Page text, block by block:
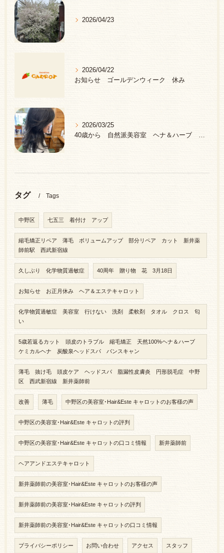
2026/04/23
2026/04/22
お知らせ ゴールデンウィーク 休み
2026/03/25
40歳から 自然派美容室 ヘナ＆ハーブ 中野区 新井薬師前駅
タグ Tags
中野区 七五三 着付け アップ
縮毛矯正リペア 薄毛 ボリュームアップ 部分リペア カット 新井薬
師前駅 西武新宿線
久しぶり 化学物質過敏症 40周年 贈り物 花 3月18日
お知らせ お正月休み ヘア＆エステキャロット
化学物質過敏症 美容室 行けない 洗剤 柔軟剤 タオル クロス 匂
い
5歳若返るカット 頭皮のトラブル 縮毛矯正 天然100%ヘナ＆ハーブ
ケミカルヘナ 炭酸泉ヘッドスパ バンスキャン
薄毛 抜け毛 頭皮ケア ヘッドスパ 脂漏性皮膚炎 円形脱毛症 中野
区 西武新宿線 新井薬師前
改善 薄毛 中野区の美容室･Hair&Este キャロットのお客様の声
中野区の美容室･Hair&Este キャロットの評判
中野区の美容室･Hair&Este キャロットの口コミ情報 新井薬師前
ヘアアンドエステキャロット
新井薬師前の美容室･Hair&Este キャロットのお客様の声
新井薬師前の美容室･Hair&Este キャロットの評判
新井薬師前の美容室･Hair&Este キャロットの口コミ情報
プライバシーポリシー お問い合わせ アクセス スタッフ